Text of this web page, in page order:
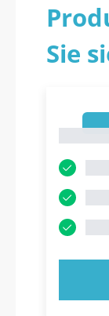
Sie